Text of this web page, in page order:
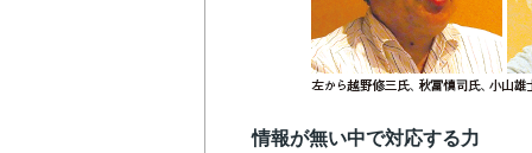
情報が無い中で対応する力